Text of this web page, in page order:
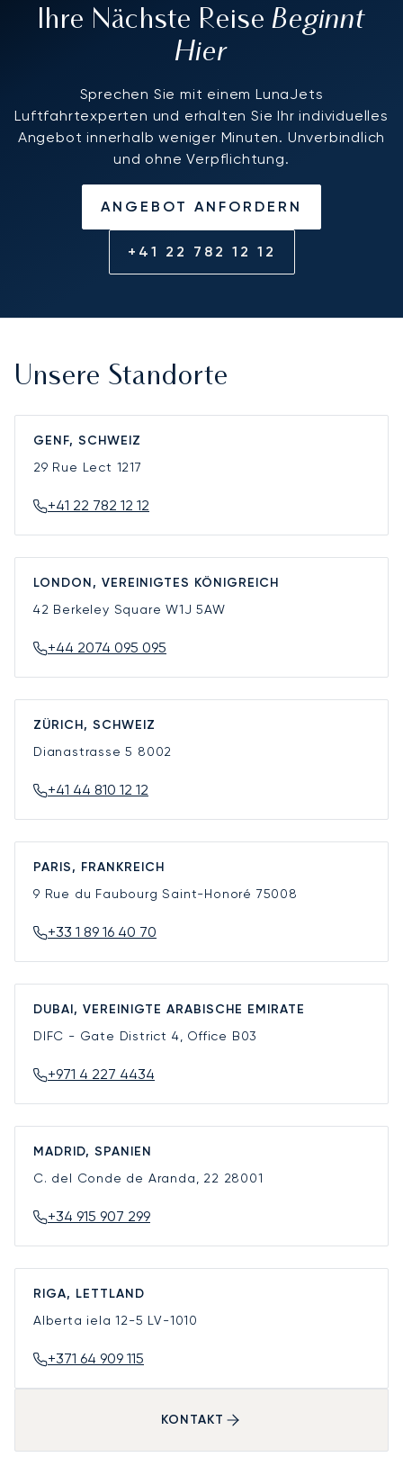
Ihre Nächste ReiseBeginnt
Hier
Sprechen Sie mit einem LunaJets
Luftfahrtexperten und erhalten Sie Ihr individuelles
Angebot innerhalb weniger Minuten. Unverbindlich
und ohne Verpflichtung.
ANGEBOT ANFORDERN
+41 22 782 12 12
Unsere Standorte
GENF, SCHWEIZ
29 Rue Lect 1217
+41 22 782 12 12
LONDON, VEREINIGTES KÖNIGREICH
42 Berkeley SquareW1J 5AW
+44 2074 095 095
ZÜRICH, SCHWEIZ
Dianastrasse 5 8002
+41 44 810 12 12
PARIS, FRANKREICH
9 Rue du Faubourg Saint-Honoré 75008
+33 1 89 16 40 70
DUBAI, VEREINIGTE ARABISCHE EMIRATE
DIFC - Gate District 4, Office B03
+971 4 227 4434
MADRID, SPANIEN
C. del Conde de Aranda, 22 28001
+34 915 907 299
RIGA, LETTLAND
Alberta iela 12-5 LV-1010
+371 64 909 115
KONTAKT